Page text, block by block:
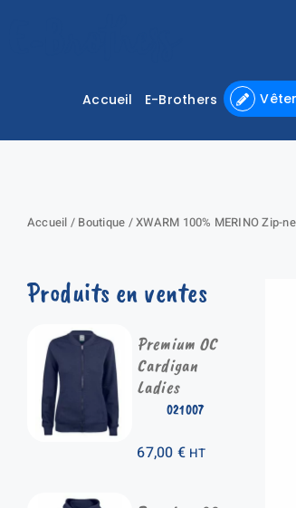
Accueil E-Brothers
Accueil / Boutique /XWARM 100% MERINO Zip-
Produits en ventes
021007
Premium OC
Cardigan
Ladies
67,00 € HT